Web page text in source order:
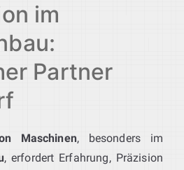
im
Partner
Maschinen, besonders im
, erfordert Erfahrung, Präzision